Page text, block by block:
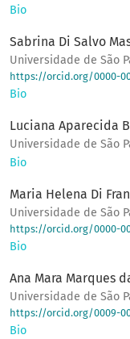
Bio
Sabrina Di Salvo
Universidade de São
https://orcid.org/0000-
Bio
Luciana Aparecida
Universidade de São
Bio
Maria Helena Di
Universidade de São
https://orcid.org/0000-
Bio
Ana Mara Marques
Universidade de São
https://orcid.org/0009-
Bio